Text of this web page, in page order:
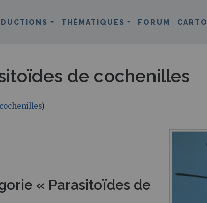
THÉMATIQUES FORUM CARTO
de cochenilles
)
« Parasitoïdes de